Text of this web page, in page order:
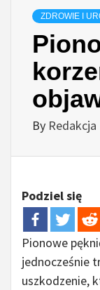
ZDROWIE I
By Redakcja
Podziel się
Pionowe
jednocześnie
uszkodzenie,